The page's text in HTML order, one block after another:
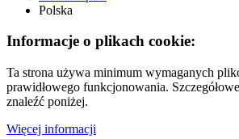
Polska
Informacje o plikach cookie:
Ta strona używa minimum wymaganych
prawidłowego funkcjonowania.
znaleźć poniżej.
Więcej informacji